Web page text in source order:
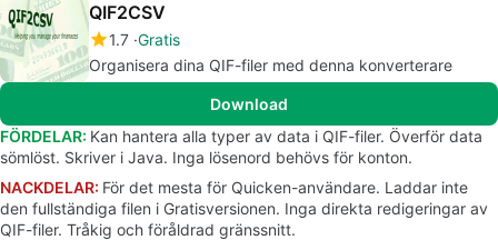
QIF2CSV
1.7 Gratis
Organisera dina QIF-filer med denna konverterare
Download
FÖRDELAR: Kan hantera alla typer av data i QIF-filer. Överför data
sömlöst. Skriver i Java. Inga lösenord behövs för konton.
NACKDELAR: För det mesta för Quicken-användare. Laddar inte
den fullständiga filen i Gratisversionen. Inga direkta redigeringar av
QIF-filer. Tråkig och föråldrad gränssnitt.